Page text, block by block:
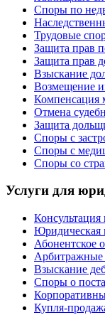
Споры по
Трудовые
Защита прав
Защита прав
Взыскание
Возмещение
Компенсация
Отмена
Защита
Споры с
Споры с
Споры со
Услуги для
Юридическая
Абонентское
Арбитражные
Взыскание
Споры о
Купля-